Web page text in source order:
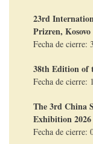
23rd
Prizren, Kosovo
Fecha de cierre:
38th Edition of
Fecha de cierre:
The 3rd China
Exhibition 2026
Fecha de cierre: